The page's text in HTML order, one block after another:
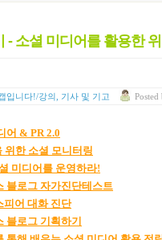
- 소셜 미디어를 활용한
입니다!/강의, 기사 및 기고 Posted
어 & PR 2.0
위한 소셜 모니터링
미디어를 운영하라!
블로그 자가진단테스트
피어 대화 진단
블로그 기획하기